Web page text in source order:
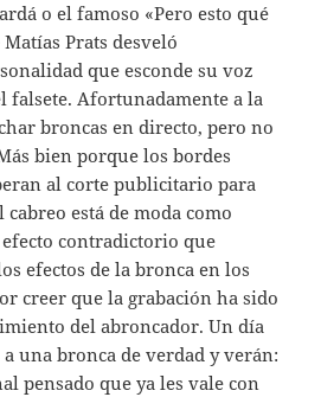
o el famoso «Pero esto qué
Matías Prats desveló
que esconde su voz
falsete. Afortunadamente a la
broncas en directo, pero no
bien porque los bordes
al corte publicitario para
cabreo está de moda como
contradictorio que
efectos de la bronca en los
creer que la grabación ha sido
del abroncador. Un día
una bronca de verdad y verán:
pensado que ya les vale con